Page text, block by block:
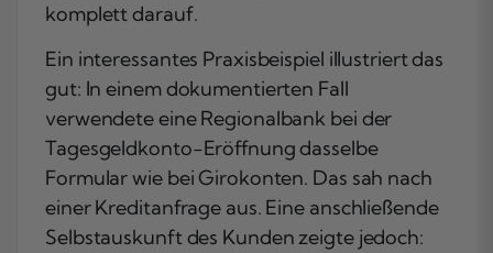
komplett darauf.
Ein interessantes Praxisbeispiel illustriert das
gut: In einem dokumentierten Fall
verwendete eine Regionalbank bei der
Tagesgeldkonto-Eröffnung dasselbe
Formular wie bei Girokonten. Das sah nach
einer Kreditanfrage aus. Eine anschließende
Selbstauskunft des Kunden zeigte jedoch: